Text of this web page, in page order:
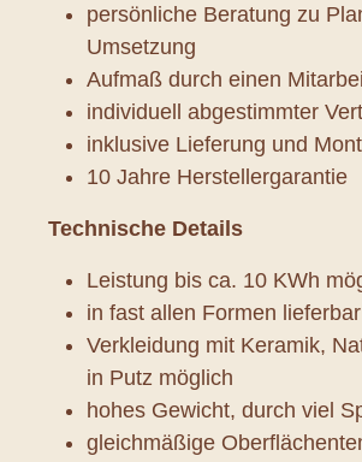
persönliche Beratung zu
Umsetzung
Aufmaß durch einen
individuell abgestimmter
inklusive Lieferung und
10 Jahre Herstellergarantie
Technische Details
Leistung bis ca. 10 KWh
in fast allen Formen lieferbar
Verkleidung mit Keramik,
in Putz möglich
hohes Gewicht, durch viel
gleichmäßige